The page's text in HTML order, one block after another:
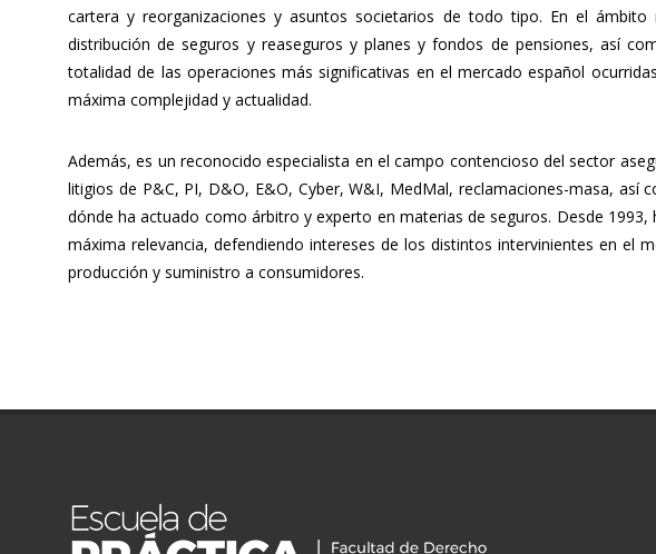
cartera y reorganizaciones y asuntos societarios de todo tipo. En el
distribución de seguros y reaseguros y planes y fondos de pensiones, así
totalidad de las operaciones más significativas en el mercado español
máxima complejidad y actualidad.
Además, es un reconocido especialista en el campo contencioso del sector
litigios de P&C, PI, D&O, E&O, Cyber, W&I, MedMal, reclamaciones-masa,
dónde ha actuado como árbitro y experto en materias de seguros. Desde
máxima relevancia, defendiendo intereses de los distintos intervinientes en el
producción y suministro a consumidores.